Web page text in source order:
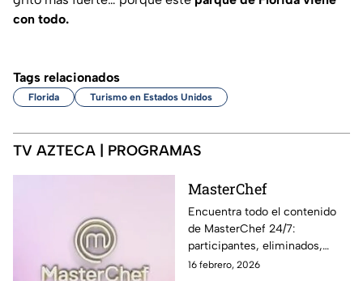
con todo.
Tags relacionados
Florida Turismo en Estados Unidos
TV AZTECA | PROGRAMAS
MasterChef
Encuentra todo el contenido
de MasterChef 24/7:
participantes, eliminados,
momentos exclusivos, últimas
16 febrero, 2026